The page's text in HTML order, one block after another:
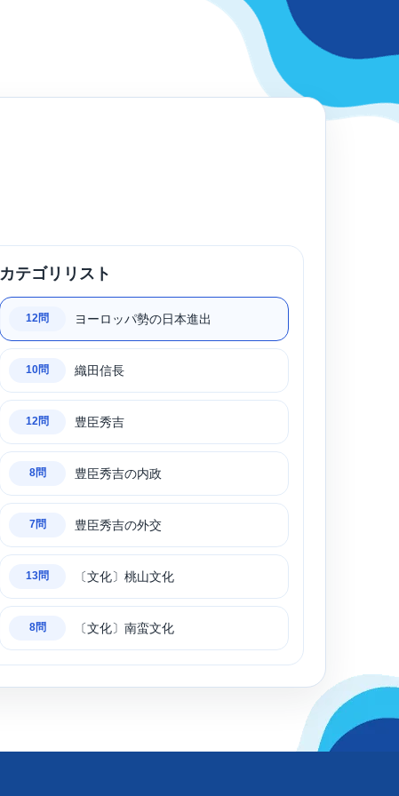
カテゴリリスト
12問 ヨーロッパ勢の日本進出
10問 織田信長
12問 豊臣秀吉
8問 豊臣秀吉の内政
7問 豊臣秀吉の外交
13問 〔文化〕桃山文化
8問 〔文化〕南蛮文化